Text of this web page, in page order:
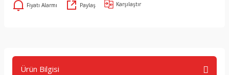
Fiyatı Alarmı Paylaş Karşılaştır
Ürün Bilgisi